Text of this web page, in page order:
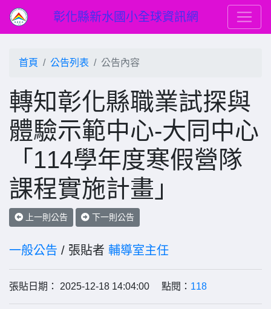
彰化縣新水國小全球資訊網
首頁 公告列表 公告內容
轉知彰化縣職業試探與
體驗示範中心-大同中心
「114學年度寒假營隊
課程實施計畫」
上一則公告 下一則公告
一般公告 / 張貼者 輔導室主任
張貼日期： 2025-12-18 14:04:00 點閱： 118